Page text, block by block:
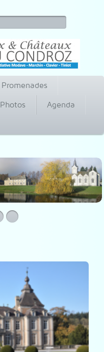
Promenades
Photos
Agenda